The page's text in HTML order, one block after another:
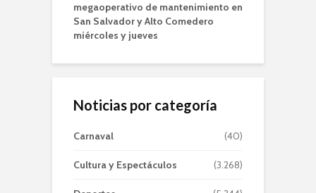
megaoperativo de mantenimiento en
San Salvador y Alto Comedero
miércoles y jueves
Noticias por categoría
Carnaval (40)
Cultura y Espectáculos (3.268)